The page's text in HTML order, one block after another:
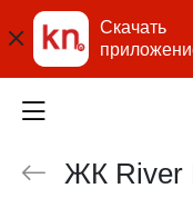
Скачать
ЖК River